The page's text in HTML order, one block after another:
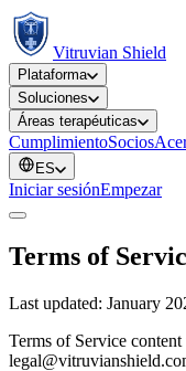
Vitruvian Shield
Plataforma
Soluciones
Áreas terapéuticas
CumplimientoSocios
ES
Iniciar sesiónEmpezar
Terms of
Last updated: January
Terms of Service